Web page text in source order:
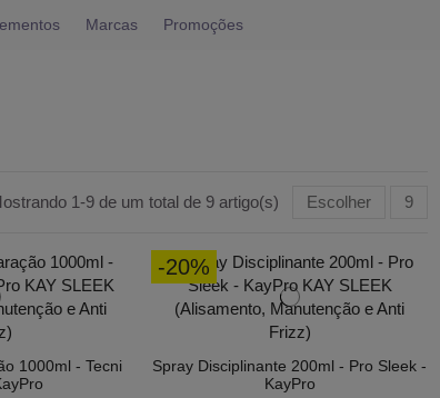
Marcas Promoções
1-9 de um total de 9 artigo(s) Escolher 9
1000ml - Tecni
-20%
Spray Disciplinante 200ml - Pro Sleek -
KayPro